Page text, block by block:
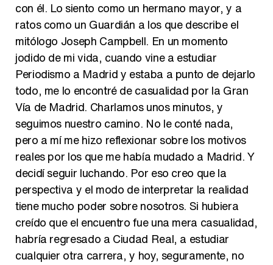
con él. Lo siento como un hermano mayor, y a
ratos como un Guardián a los que describe el
mitólogo Joseph Campbell. En un momento
jodido de mi vida, cuando vine a estudiar
Periodismo a Madrid y estaba a punto de dejarlo
todo, me lo encontré de casualidad por la Gran
Vía de Madrid. Charlamos unos minutos, y
seguimos nuestro camino. No le conté nada,
pero a mí me hizo reflexionar sobre los motivos
reales por los que me había mudado a Madrid. Y
decidí seguir luchando. Por eso creo que la
perspectiva y el modo de interpretar la realidad
tiene mucho poder sobre nosotros. Si hubiera
creído que el encuentro fue una mera casualidad,
habría regresado a Ciudad Real, a estudiar
cualquier otra carrera, y hoy, seguramente, no